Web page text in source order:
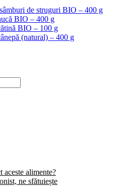
de struguri BIO – 400 g
BIO – 400 g
BIO – 100 g
(natural) – 400 g
aceste alimente?
ne sfătuiește